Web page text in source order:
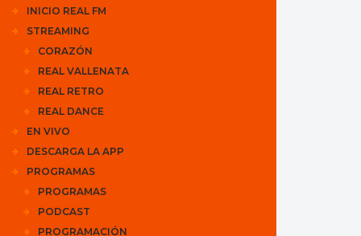
INICIO REAL FM
STREAMING
CORAZÓN
REAL VALLENATA
REAL RETRO
REAL DANCE
EN VIVO
DESCARGA LA APP
PROGRAMAS
PROGRAMAS
PODCAST
PROGRAMACIÓN